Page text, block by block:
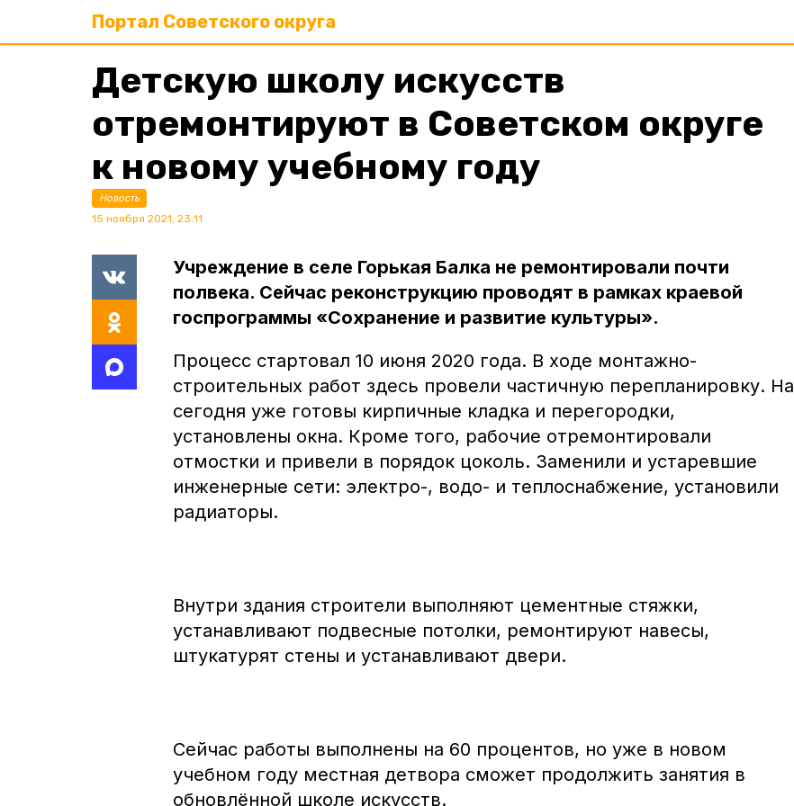
Портал Советского округа
Детскую школу искусств
отремонтируют в Советском округе
к новому учебному году
Новость
15 ноября 2021, 23:11
Учреждение в селе Горькая Балка не ремонтировали почти
полвека. Сейчас реконструкцию проводят в рамках краевой
госпрограммы «Сохранение и развитие культуры».
Процесс стартовал 10 июня 2020 года. В ходе монтажно-
строительных работ здесь провели частичную перепланировку. На
сегодня уже готовы кирпичные кладка и перегородки,
установлены окна. Кроме того, рабочие отремонтировали
отмостки и привели в порядок цоколь. Заменили и устаревшие
инженерные сети: электро-, водо- и теплоснабжение, установили
радиаторы.
Внутри здания строители выполняют цементные стяжки,
устанавливают подвесные потолки, ремонтируют навесы,
штукатурят стены и устанавливают двери.
Сейчас работы выполнены на 60 процентов, но уже в новом
учебном году местная детвора сможет продолжить занятия в
обновлённой школе искусств.